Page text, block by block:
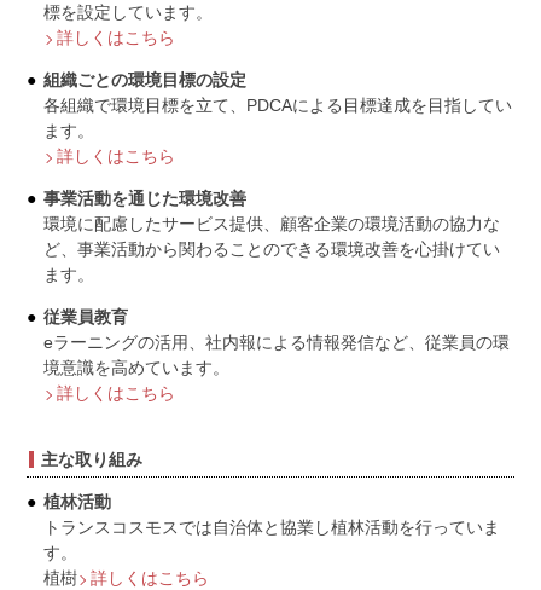
標を設定しています。
詳しくはこちら
組織ごとの環境目標の設定
各組織で環境目標を立て、PDCAによる目標達成を目指してい
ます。
詳しくはこちら
事業活動を通じた環境改善
環境に配慮したサービス提供、顧客企業の環境活動の協力な
ど、事業活動から関わることのできる環境改善を心掛けてい
ます。
従業員教育
eラーニングの活用、社内報による情報発信など、従業員の環
境意識を高めています。
詳しくはこちら
主な取り組み
植林活動
トランスコスモスでは自治体と協業し植林活動を行っていま
す。
植樹
詳しくはこちら